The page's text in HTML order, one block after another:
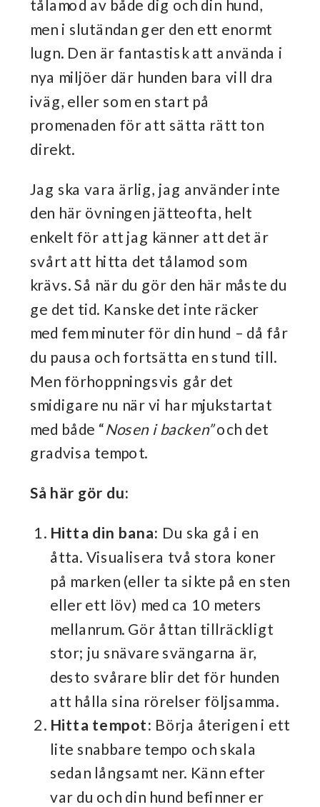
tålamod av både dig och din hund,
men i slutändan ger den ett enormt
lugn. Den är fantastisk att använda i
nya miljöer där hunden bara vill dra
iväg, eller som en start på
promenaden för att sätta rätt ton
direkt.
Jag ska vara ärlig, jag använder inte
den här övningen jätteofta, helt
enkelt för att jag känner att det är
svårt att hitta det tålamod som
krävs. Så när du gör den här måste du
ge det tid. Kanske det inte räcker
med fem minuter för din hund – då får
du pausa och fortsätta en stund till.
Men förhoppningsvis går det
smidigare nu när vi har mjukstartat
med både “Nosen i backen”och det
gradvisa tempot.
Så här gör du:
Hitta din bana: Du ska gå i en
åtta. Visualisera två stora koner
på marken (eller ta sikte på en sten
eller ett löv) med ca 10 meters
mellanrum. Gör åttan tillräckligt
stor; ju snävare svängarna är,
desto svårare blir det för hunden
att hålla sina rörelser följsamma.
Hitta tempot: Börja återigen i ett
lite snabbare tempo och skala
sedan långsamt ner. Känn efter
var du och din hund befinner er